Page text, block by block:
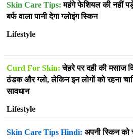
Skin Care Tips: महंगे फेशियल की नहीं
बर्फ वाला पानी देगा ग्लोइंग स्किन
Lifestyle
Curd For Skin: चेहरे पर दही की मसाज
ठंडक और ग्लो, लेकिन इन लोगों को रहना
सावधान
Lifestyle
Skin Care Tips Hindi: अपनी स्किन को